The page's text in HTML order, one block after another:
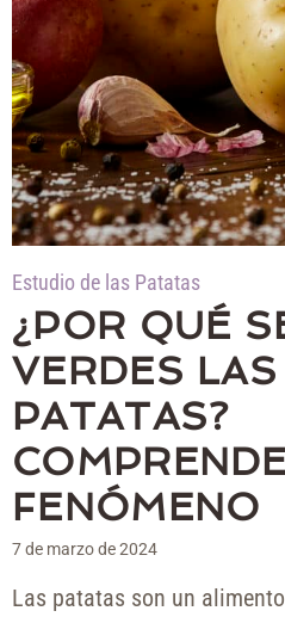
Estudio de las Patatas
¿POR QUÉ
VERDES LAS
PATATAS?
FENÓMENO
7 de marzo de 2024
Las patatas son un